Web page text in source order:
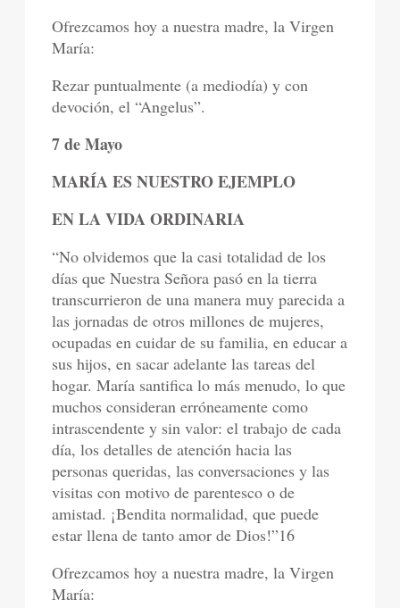
Ofrezcamos hoy a nuestra madre, la Virgen
María:
Rezar puntualmente (a mediodía) y con
devoción, el “Angelus”.
7 de Mayo
MARÍA ES NUESTRO EJEMPLO
EN LA VIDA ORDINARIA
“No olvidemos que la casi totalidad de los
días que Nuestra Señora pasó en la tierra
transcurrieron de una manera muy parecida a
las jornadas de otros millones de mujeres,
ocupadas en cuidar de su familia, en educar a
sus hijos, en sacar adelante las tareas del
hogar. María santifica lo más menudo, lo que
muchos consideran erróneamente como
intrascendente y sin valor: el trabajo de cada
día, los detalles de atención hacia las
personas queridas, las conversaciones y las
visitas con motivo de parentesco o de
amistad. ¡Bendita normalidad, que puede
estar llena de tanto amor de Dios!”16
Ofrezcamos hoy a nuestra madre, la Virgen
María: